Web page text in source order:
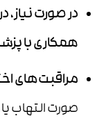
در صورت نیاز،
همکاری با
مراقبت‌های
صورت التهاب